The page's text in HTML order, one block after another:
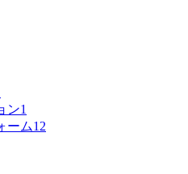
ン1
ーム12